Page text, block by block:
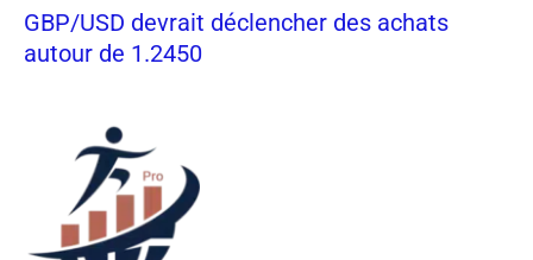
GBP/USD devrait déclencher des achats
autour de 1.2450